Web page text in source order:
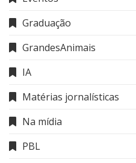
Graduação
GrandesAnimais
IA
Matérias jornalísticas
Na mídia
PBL